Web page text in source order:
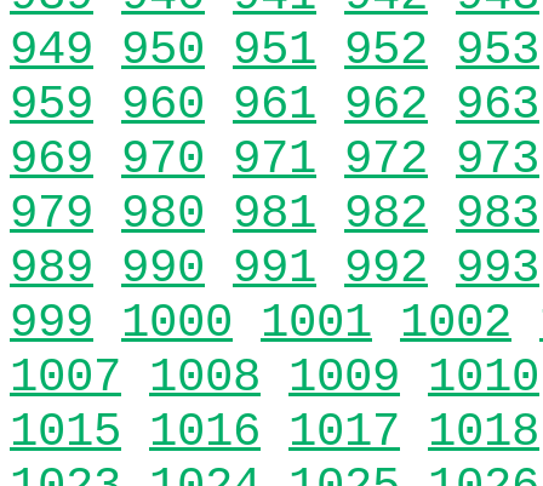
949 950 951 952 953
959 960 961 962 963
969 970 971 972 973
979 980 981 982 983
989 990 991 992 993
999 1000 1001 1002
1007 1008 1009 1010
1015 1016 1017 1018